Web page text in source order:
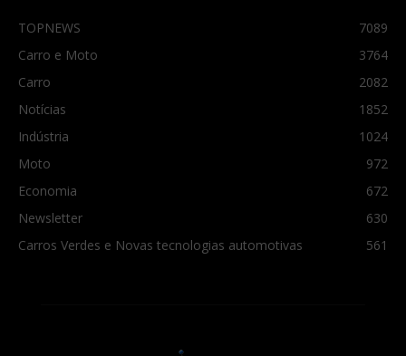
TOPNEWS
7089
Carro e Moto
3764
Carro
2082
Notícias
1852
Indústria
1024
Moto
972
Economia
672
Newsletter
630
Carros Verdes e Novas tecnologias automotivas
561